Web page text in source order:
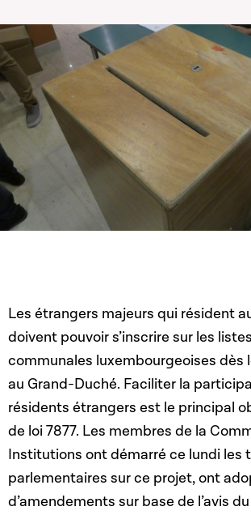
Les étrangers majeurs qui résident
doivent pouvoir s’inscrire sur les
communales luxembourgeoises dès
au Grand-Duché. Faciliter la
résidents étrangers est le principal
de loi 7877. Les membres de la
Institutions ont démarré ce lundi les
parlementaires sur ce projet, ont
d’amendements sur base de l’avis